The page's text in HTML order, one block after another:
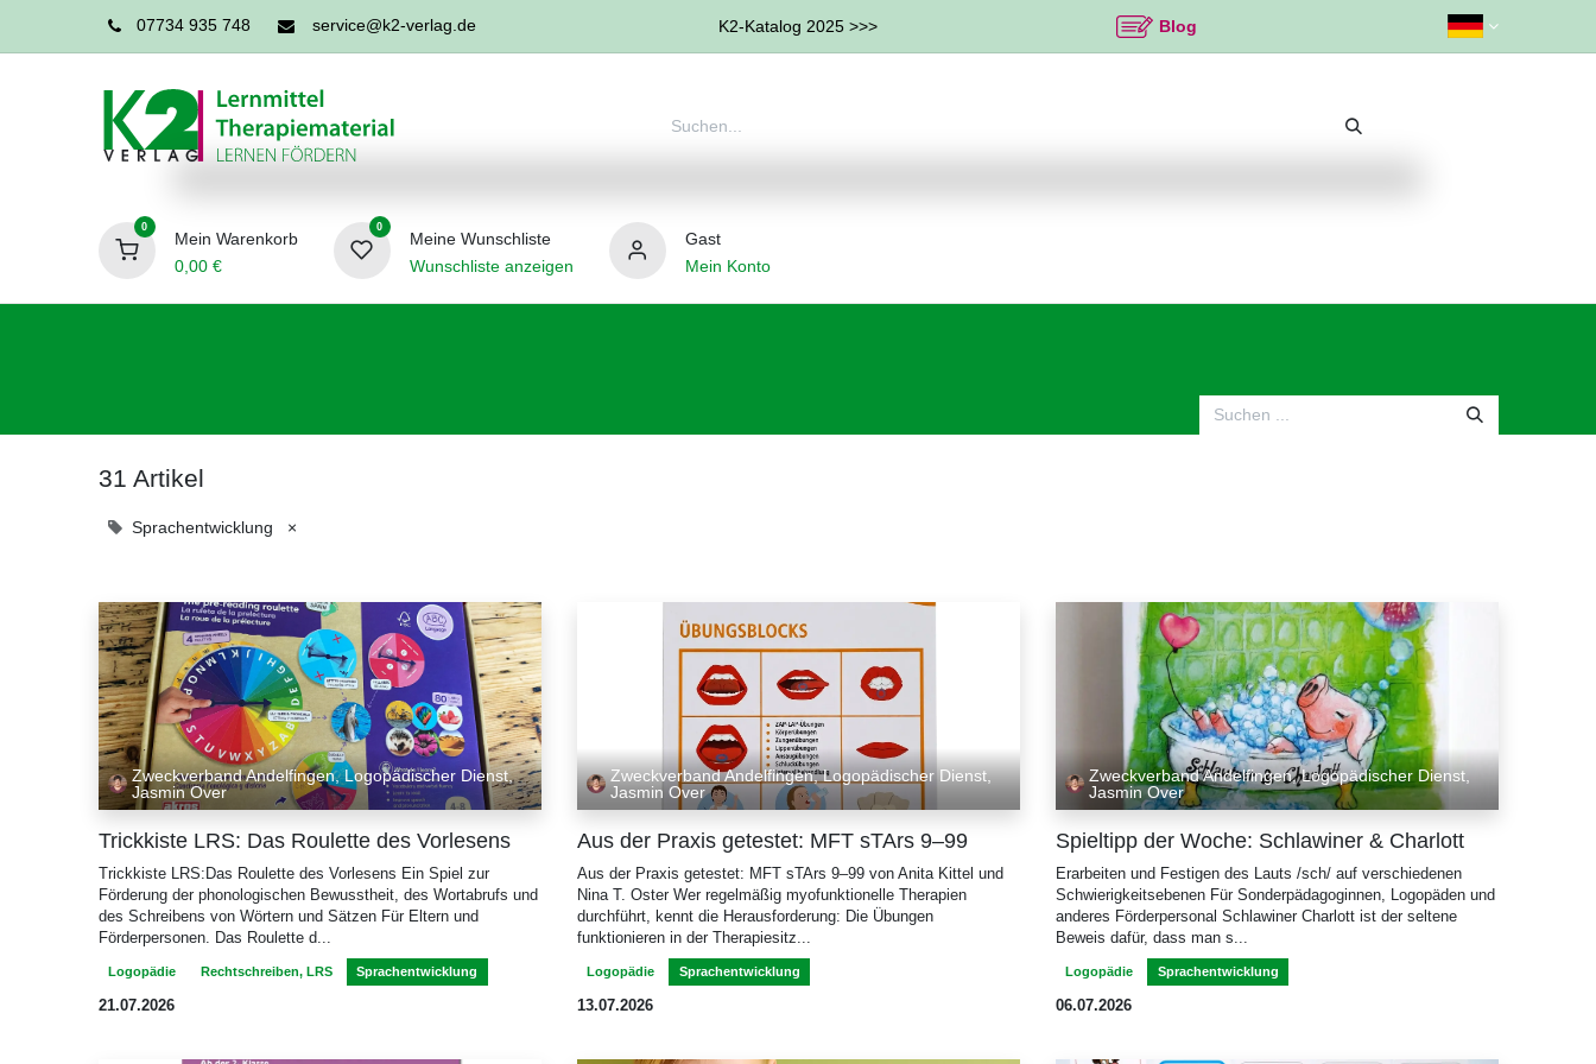
07734 935 748 service@k2-verlag.de K2-Katalog 2025 >>> Blog
0
Mein Warenkorb
0,00€
0
Meine Wunschliste
Wunschliste anzeigen
Gast
Mein Konto
31 Artikel
Sprachentwicklung ×
Zweckverband Andelfingen, Logopädischer Dienst,
Jasmin Over
Trickkiste LRS: Das Roulette des Vorlesens
Trickkiste LRS:Das Roulette des Vorlesens Ein Spiel zur
Förderung der phonologischen Bewusstheit, des Wortabrufs und
des Schreibens von Wörtern und Sätzen Für Eltern und
Förderpersonen. Das Roulette d...
Logopädie Rechtschreiben, LRS Sprachentwicklung
21.07.2026
Zweckverband Andelfingen, Logopädischer Dienst,
Jasmin Over
Aus der Praxis getestet: MFT sTArs 9–99
Aus der Praxis getestet: MFT sTArs 9–99 von Anita Kittel und
Nina T. Oster Wer regelmäßig myofunktionelle Therapien
durchführt, kennt die Herausforderung: Die Übungen
funktionieren in der Therapiesitz...
Logopädie Sprachentwicklung
13.07.2026
Zweckverband Andelfingen, Logopädischer Dienst,
Jasmin Over
Spieltipp der Woche: Schlawiner & Charlott
Erarbeiten und Festigen des Lauts /sch/ auf verschiedenen
Schwierigkeitsebenen Für Sonderpädagoginnen, Logopäden und
anderes Förderpersonal Schlawiner Charlott ist der seltene
Beweis dafür, dass man s...
Logopädie Sprachentwicklung
06.07.2026